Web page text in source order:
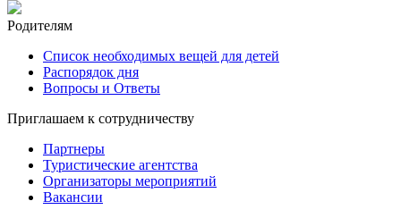
Родителям
Список необходимых вещей для детей
Распорядок дня
Вопросы и Ответы
Приглашаем к сотрудничеству
Партнеры
Туристические агентства
Организаторы мероприятий
Вакансии